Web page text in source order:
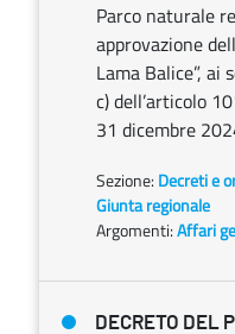
Parco naturale
approvazione
Lama Balice”,
c) dell’articolo
31 dicembre
Sezione: Decreti e
Giunta regionale
Argomenti:Affari
DECRETO DEL